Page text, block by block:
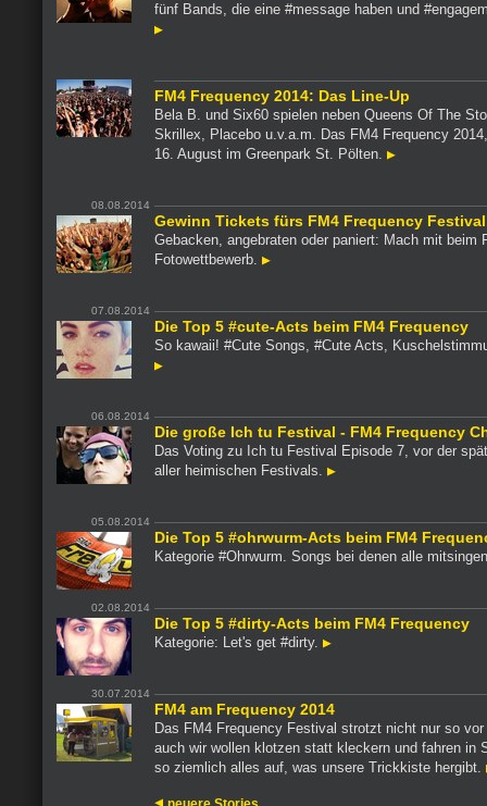
fünf Bands, die eine #message haben und
FM4 Frequency 2014: Das Line-Up
Bela B. und Six60 spielen neben Queens Of The
Skrillex, Placebo u.v.a.m. Das FM4 Frequency
16. August im Greenpark St. Pölten.
08.08.2014
Gewinn Tickets fürs FM4 Frequency Festival
Gebacken, angebraten oder paniert: Mach mit beim
Fotowettbewerb.
07.08.2014
Die Top 5 #cute-Acts beim FM4 Frequency
So kawaii! #Cute Songs, #Cute Acts,
06.08.2014
Die große Ich tu Festival - FM4 Frequency
Das Voting zu Ich tu Festival Episode 7, vor der
aller heimischen Festivals.
05.08.2014
Die Top 5 #ohrwurm-Acts beim FM4
Kategorie #Ohrwurm. Songs bei denen alle
02.08.2014
Die Top 5 #dirty-Acts beim FM4 Frequency
Kategorie: Let's get #dirty.
30.07.2014
FM4 am Frequency 2014
Das FM4 Frequency Festival strotzt nicht nur so
auch wir wollen klotzen statt kleckern und fahren in
so ziemlich alles auf, was unsere Trickkiste hergibt.